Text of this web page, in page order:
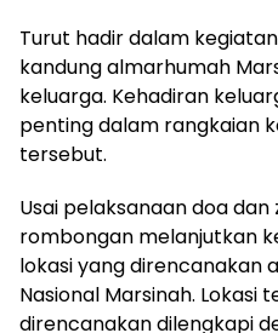
Turut hadir dalam
kandung almarhumah
keluarga. Kehadiran
penting dalam rangkaian
tersebut.
Usai pelaksanaan doa
rombongan melanjutkan
lokasi yang direncanakan
Nasional Marsinah. Lokasi
direncanakan dilengkapi